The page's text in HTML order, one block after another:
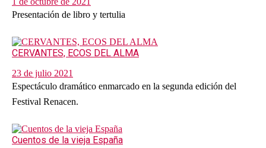
Presentación de libro y tertulia
CERVANTES, ECOS DEL ALMA
23 de julio 2021
Espectáculo dramático enmarcado en la segunda edición del
Festival Renacen.
Cuentos de la vieja España